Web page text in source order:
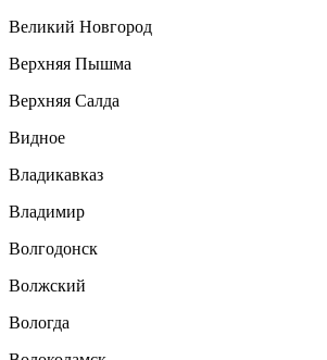
Великий Новгород
Верхняя Пышма
Верхняя Салда
Видное
Владикавказ
Владимир
Волгодонск
Волжский
Вологда